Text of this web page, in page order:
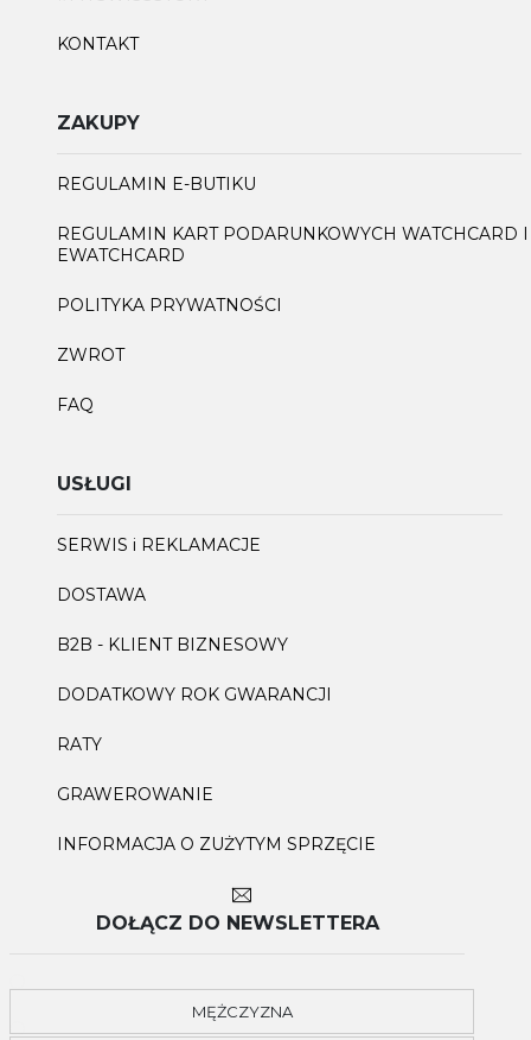
KONTAKT
ZAKUPY
REGULAMIN E-BUTIKU
REGULAMIN KART PODARUNKOWYCH WATCHCARD I
EWATCHCARD
POLITYKA PRYWATNOŚCI
ZWROT
FAQ
USŁUGI
SERWIS i REKLAMACJE
DOSTAWA
B2B - KLIENT BIZNESOWY
DODATKOWY ROK GWARANCJI
RATY
GRAWEROWANIE
INFORMACJA O ZUŻYTYM SPRZĘCIE
DOŁĄCZ DO NEWSLETTERA
MĘŻCZYZNA